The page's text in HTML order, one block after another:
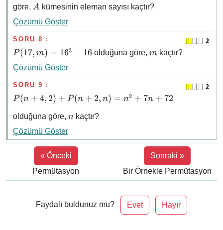
göre, A
A kümesinin eleman sayısı kaçtır?
Çözümü Göster
SORU 8 :
P(17,
m) =
16^3
- 16
P(17, m) = 163 − 16olduğuna göre, m
mkaçtır?
Çözümü Göster
SORU 9 :
P(n
4,
2)
+
n)
P(n + 4, 2) + P(n + 2, n) = n2 + 7n + 72
olduğuna göre, n
n kaçtır?
Çözümü Göster
« Önceki
Permütasyon
Sonraki »
Bir Örnekle Permütasyon
Faydalı buldunuz mu? Evet Hayır